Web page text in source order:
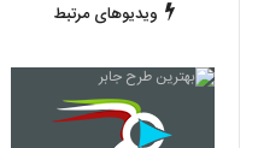
ویدیوهای مرتبط